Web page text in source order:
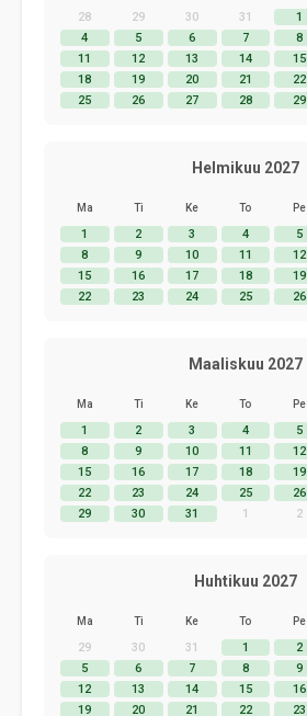
28 29 30 31 1
4
5 6 7 8
11
12 13 14 15
18
19 20 21 22
25
26 27 28 29
Helmikuu 2027
Ma Ti Ke To Pe
1 2 3 4 5
8
9 10 11 12
15
16 17 18 19
22
23 24 25 26
Maaliskuu 2027
Ma Ti Ke To Pe
1 2 3 4 5
8
9 10 11 12
15
16 17 18 19
22
23 24 25 26
29
30 31 1 2
Huhtikuu 2027
Ma Ti Ke To Pe
29 30 31 1 2
5
6 7 8 9
12
13 14 15 16
19
20 21 22 23